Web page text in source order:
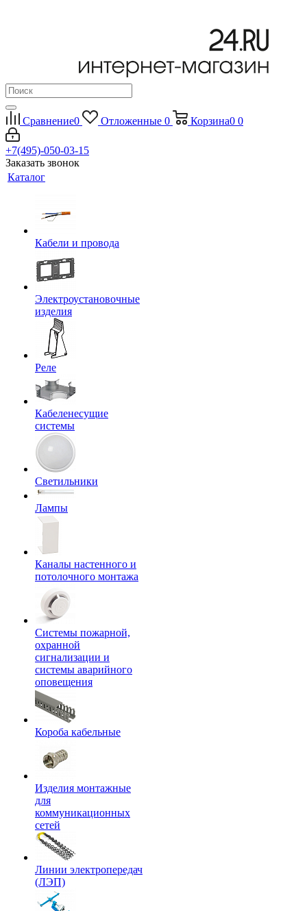
Сравнение0 Отложенные 0 Корзина0 0
+7(495)-050-03-15
Заказать звонок
Каталог
Кабели и провода
Электроустановочные
изделия
Реле
Кабеленесущие
системы
Светильники
Лампы
Каналы настенного и
потолочного монтажа
Системы пожарной,
охранной
сигнализации и
системы аварийного
оповещения
Короба кабельные
Изделия монтажные
для
коммуникационных
сетей
Линии электропередач
(ЛЭП)